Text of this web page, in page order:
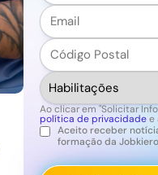
Email
Código
Postal
*
Habilitações
Ao clicar em "Solicitar
política de privacidadee
LegalAceito receber
formação da